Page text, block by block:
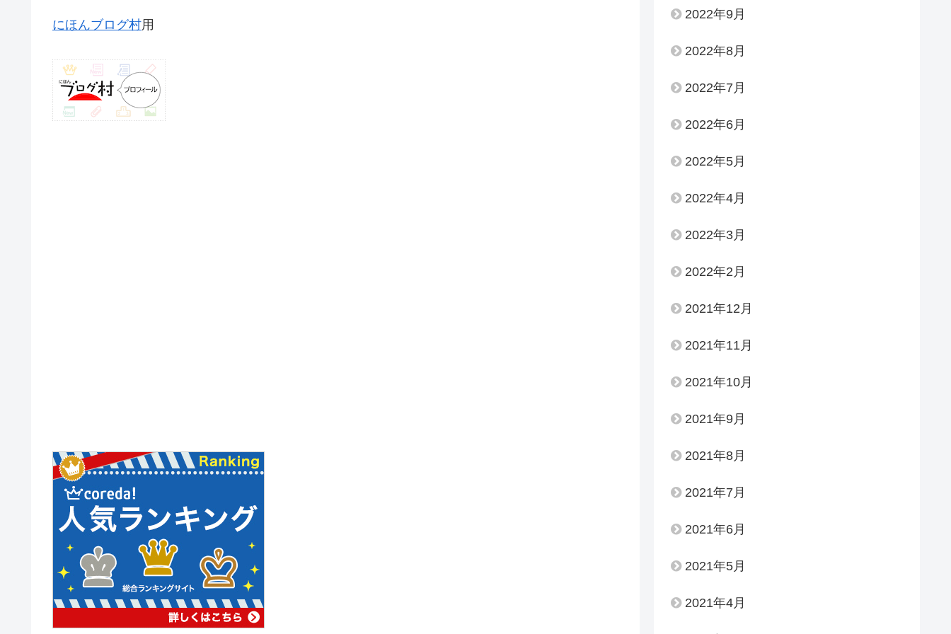
にほんブログ村用
2022年9月
2022年8月
2022年7月
2022年6月
2022年5月
2022年4月
2022年3月
2022年2月
2021年12月
2021年11月
2021年10月
2021年9月
2021年8月
2021年7月
2021年6月
2021年5月
2021年4月